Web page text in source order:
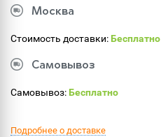
Москва
Стоимость доставки:Бесплатно
Самовывоз
Самовывоз:Бесплатно
Подробнее о доставке